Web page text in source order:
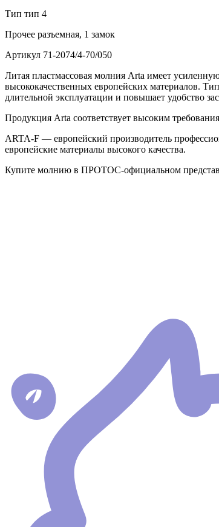
Тип тип 4
Прочее разъемная, 1 замок
Артикул 71-2074/4-70/050
Литая пластмассовая молния Arta имеет
высококачественных европейских материалов.
длительной эксплуатации и повышает удобство
Продукция Arta соответствует высоким
ARTA-F — европейский производитель
европейские материалы высокого качества.
Купите молнию в ПРОТОС-официальном